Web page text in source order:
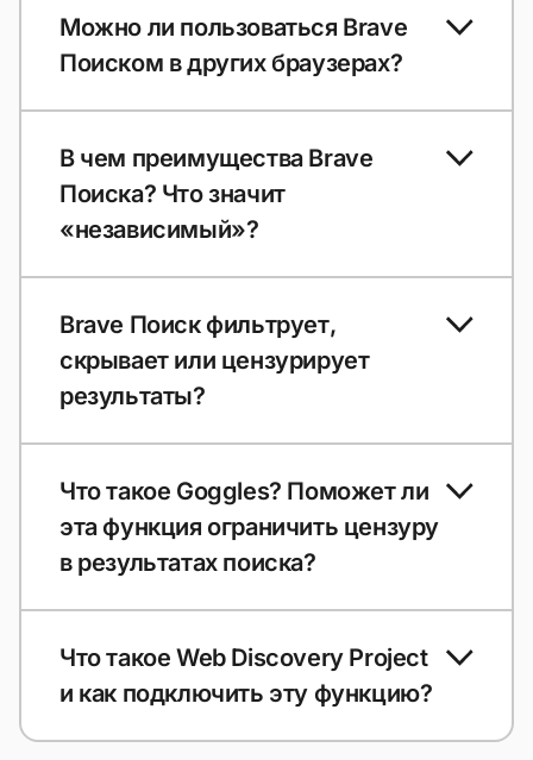
Можно ли пользоваться Brave
Поиском в других браузерах?
В чем преимущества Brave
Поиска? Что значит
«независимый»?
Brave Поиск фильтрует,
скрывает или цензурирует
результаты?
Что такое Goggles? Поможет ли
эта функция ограничить цензуру
в результатах поиска?
Что такое Web Discovery Project
и как подключить эту функцию?